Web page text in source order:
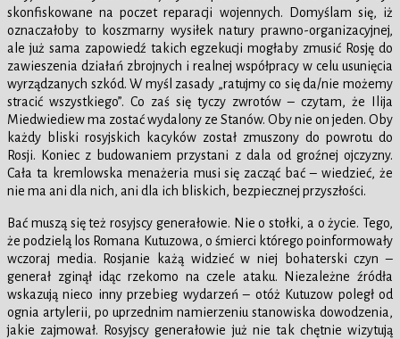
skonfiskowane na poczet reparacji wojennych. Domyślam się, iż
oznaczałoby to koszmarny wysiłek natury prawno-organizacyjnej,
ale już sama zapowiedź takich egzekucji mogłaby zmusić Rosję do
zawieszenia działań zbrojnych i realnej współpracy w celu usunięcia
wyrządzanych szkód. W myśl zasady „ratujmy co się da/nie możemy
stracić wszystkiego”. Co zaś się tyczy zwrotów – czytam, że Ilija
Miedwiediew ma zostać wydalony ze Stanów. Oby nie on jeden. Oby
każdy bliski rosyjskich kacyków został zmuszony do powrotu do
Rosji. Koniec z budowaniem przystani z dala od groźnej ojczyzny.
Cała ta kremlowska menażeria musi się zacząć bać – wiedzieć, że
nie ma ani dla nich, ani dla ich bliskich, bezpiecznej przyszłości.
Bać muszą się też rosyjscy generałowie. Nie o stołki, a o życie. Tego,
że podzielą los Romana Kutuzowa, o śmierci którego poinformowały
wczoraj media. Rosjanie każą widzieć w niej bohaterski czyn –
generał zginął idąc rzekomo na czele ataku. Niezależne źródła
wskazują nieco inny przebieg wydarzeń – otóż Kutuzow poległ od
ognia artylerii, po uprzednim namierzeniu stanowiska dowodzenia,
jakie zajmował. Rosyjscy generałowie już nie tak chętnie wizytują